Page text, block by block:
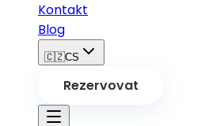
Kontakt
Blog
🇨🇿CS
Rezervovat